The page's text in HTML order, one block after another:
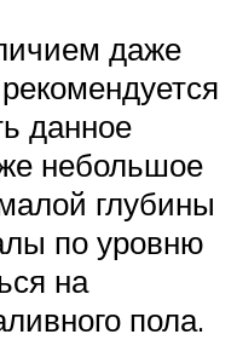
даже
данное
небольшое
глубины
по уровню
на
пола.